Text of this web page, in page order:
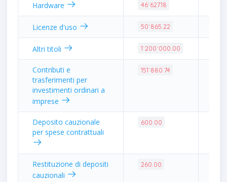
Hardware 46˙627.18
Licenze d'uso 50˙865.22
Altri titoli 1˙200˙000.00
Contributi e
trasferimenti per
investimenti ordinari a
imprese
151˙880.74
Deposito cauzionale
per spese contrattuali
600.00
Restituzione di depositi
cauzionali
260.00